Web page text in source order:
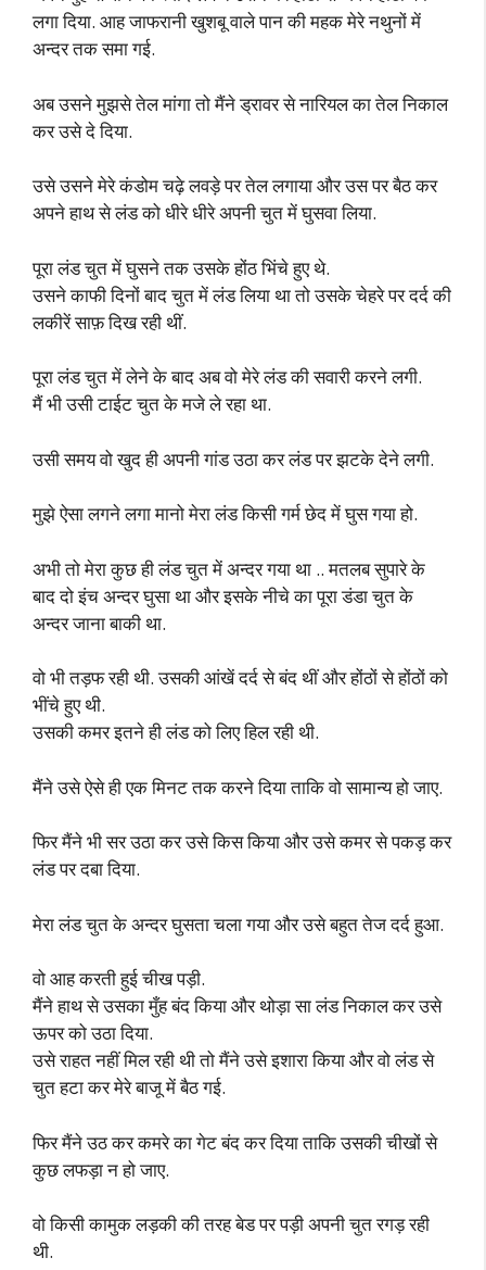
लगा दिया. आह जाफरानी खुशबू वाले पान की महक मेरे नथुनों में
अन्दर तक समा गई.
अब उसने मुझसे तेल मांगा तो मैंने ड्रावर से नारियल का तेल निकाल
कर उसे दे दिया.
उसे उसने मेरे कंडोम चढ़े लवड़े पर तेल लगाया और उस पर बैठ कर
अपने हाथ से लंड को धीरे धीरे अपनी चुत में घुसवा लिया.
पूरा लंड चुत में घुसने तक उसके होंठ भिंचे हुए थे.
उसने काफी दिनों बाद चुत में लंड लिया था तो उसके चेहरे पर दर्द की
लकीरें साफ़ दिख रही थीं.
पूरा लंड चुत में लेने के बाद अब वो मेरे लंड की सवारी करने लगी.
मैं भी उसी टाईट चुत के मजे ले रहा था.
उसी समय वो खुद ही अपनी गांड उठा कर लंड पर झटके देने लगी.
मुझे ऐसा लगने लगा मानो मेरा लंड किसी गर्म छेद में घुस गया हो.
अभी तो मेरा कुछ ही लंड चुत में अन्दर गया था .. मतलब सुपारे के
बाद दो इंच अन्दर घुसा था और इसके नीचे का पूरा डंडा चुत के
अन्दर जाना बाकी था.
वो भी तड़फ रही थी. उसकी आंखें दर्द से बंद थीं और होंठों से होंठों को
भींचे हुए थी.
उसकी कमर इतने ही लंड को लिए हिल रही थी.
मैंने उसे ऐसे ही एक मिनट तक करने दिया ताकि वो सामान्य हो जाए.
फिर मैंने भी सर उठा कर उसे किस किया और उसे कमर से पकड़ कर
लंड पर दबा दिया.
मेरा लंड चुत के अन्दर घुसता चला गया और उसे बहुत तेज दर्द हुआ.
वो आह करती हुई चीख पड़ी.
मैंने हाथ से उसका मुँह बंद किया और थोड़ा सा लंड निकाल कर उसे
ऊपर को उठा दिया.
उसे राहत नहीं मिल रही थी तो मैंने उसे इशारा किया और वो लंड से
चुत हटा कर मेरे बाजू में बैठ गई.
फिर मैंने उठ कर कमरे का गेट बंद कर दिया ताकि उसकी चीखों से
कुछ लफड़ा न हो जाए.
वो किसी कामुक लड़की की तरह बेड पर पड़ी अपनी चुत रगड़ रही
थी.